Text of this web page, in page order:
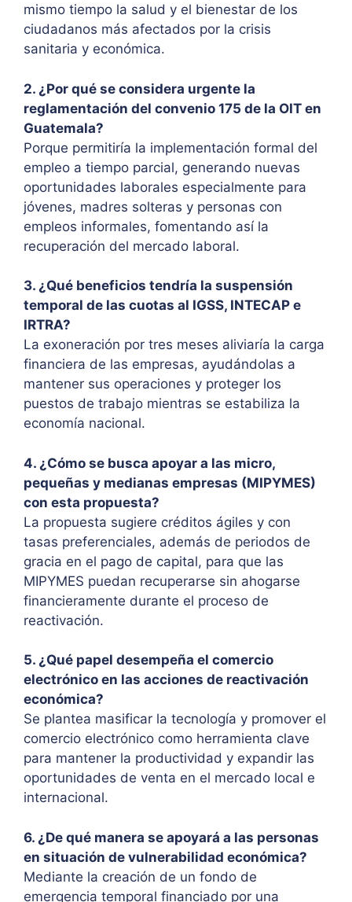
mismo tiempo la salud y el bienestar de los
ciudadanos más afectados por la crisis
sanitaria y económica.
2. ¿Por qué se considera urgente la
reglamentación del convenio 175 de la OIT en
Guatemala?
Porque permitiría la implementación formal del
empleo a tiempo parcial, generando nuevas
oportunidades laborales especialmente para
jóvenes, madres solteras y personas con
empleos informales, fomentando así la
recuperación del mercado laboral.
3. ¿Qué beneficios tendría la suspensión
temporal de las cuotas al IGSS, INTECAP e
IRTRA?
La exoneración por tres meses aliviaría la carga
financiera de las empresas, ayudándolas a
mantener sus operaciones y proteger los
puestos de trabajo mientras se estabiliza la
economía nacional.
4. ¿Cómo se busca apoyar a las micro,
pequeñas y medianas empresas (MIPYMES)
con esta propuesta?
La propuesta sugiere créditos ágiles y con
tasas preferenciales, además de periodos de
gracia en el pago de capital, para que las
MIPYMES puedan recuperarse sin ahogarse
financieramente durante el proceso de
reactivación.
5. ¿Qué papel desempeña el comercio
electrónico en las acciones de reactivación
económica?
Se plantea masificar la tecnología y promover el
comercio electrónico como herramienta clave
para mantener la productividad y expandir las
oportunidades de venta en el mercado local e
internacional.
6. ¿De qué manera se apoyará a las personas
en situación de vulnerabilidad económica?
Mediante la creación de un fondo de
emergencia temporal financiado por una